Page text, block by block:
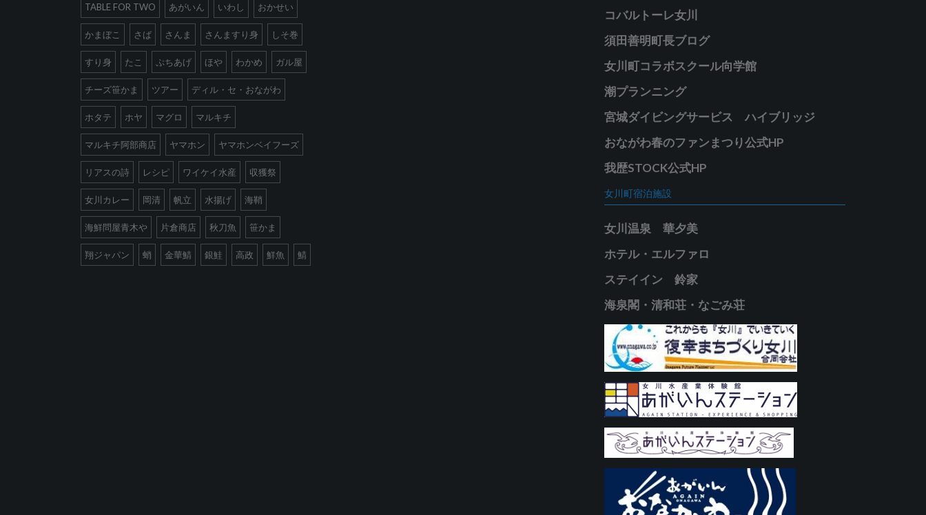
TABLE FOR TWO あがいん いわし おかせい
かまぼこ さば さんま さんますり身 しそ巻
すり身 たこ ぷちあげ ほや わかめ ガル屋
チーズ笹かま ツアー ディル・セ・おながわ
ホタテ ホヤ マグロ マルキチ
マルキチ阿部商店 ヤマホン ヤマホンベイフーズ
リアスの詩 レシピ ワイケイ水産 収獲祭
女川カレー 岡清 帆立 水揚げ 海鞘
海鮮問屋青木や 片倉商店 秋刀魚 笹かま
翔ジャパン 蛸 金華鯖 銀鮭 高政 鮮魚 鯖
コバルトーレ女川
須田善明町長ブログ
女川町コラボスクール向学館
潮プランニング
宮城ダイビングサービス ハイブリッジ
おながわ春のファンまつり公式HP
我歴STOCK公式HP
女川町宿泊施設
女川温泉 華夕美
ホテル・エルファロ
ステイイン 鈴家
海泉閣・清和荘・なごみ荘